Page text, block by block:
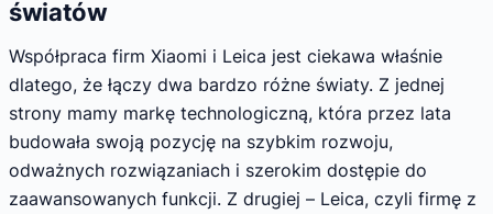
światów
Współpraca firm Xiaomi i Leica jest ciekawa właśnie
dlatego, że łączy dwa bardzo różne światy. Z jednej
strony mamy markę technologiczną, która przez lata
budowała swoją pozycję na szybkim rozwoju,
odważnych rozwiązaniach i szerokim dostępie do
zaawansowanych funkcji. Z drugiej – Leica, czyli firmę z